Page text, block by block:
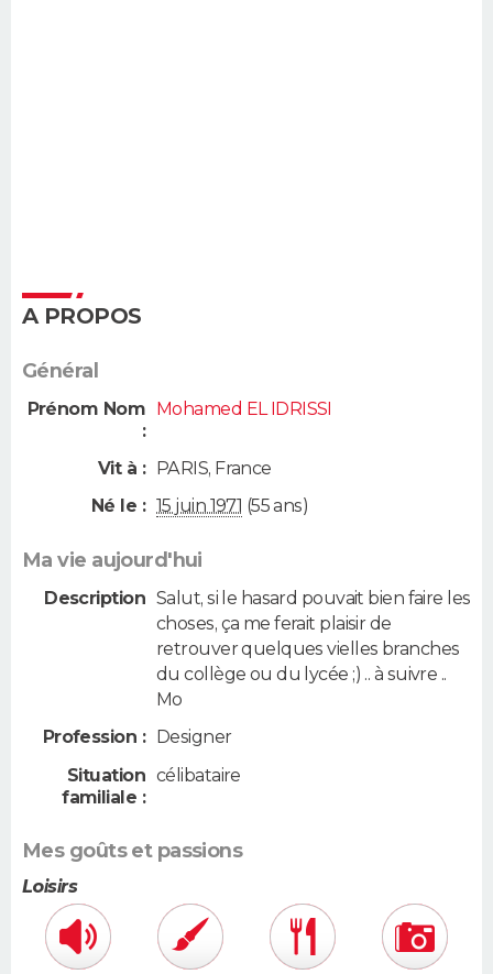
A PROPOS
Général
Prénom Nom
:
Mohamed EL IDRISSI
Vit à : PARIS, France
Né le : 15 juin 1971 (55 ans)
Ma vie aujourd'hui
Description Salut, si le hasard pouvait bien faire les
choses, ça me ferait plaisir de
retrouver quelques vielles branches
du collège ou du lycée ;) .. à suivre ..
Mo
Profession :
Designer
Situation
familiale :
célibataire
Mes goûts et passions
Loisirs